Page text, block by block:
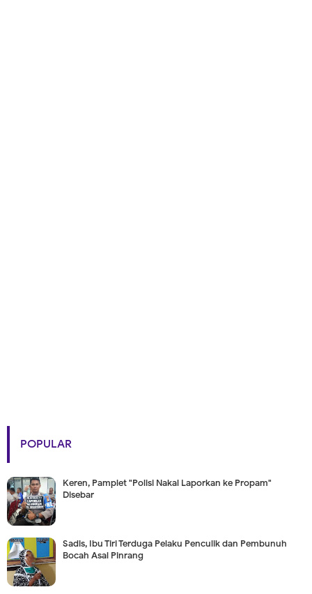
POPULAR
Keren, Pamplet "Polisi Nakal Laporkan ke Propam"
Disebar
Sadis, Ibu Tiri Terduga Pelaku Penculik dan Pembunuh
Bocah Asal Pinrang